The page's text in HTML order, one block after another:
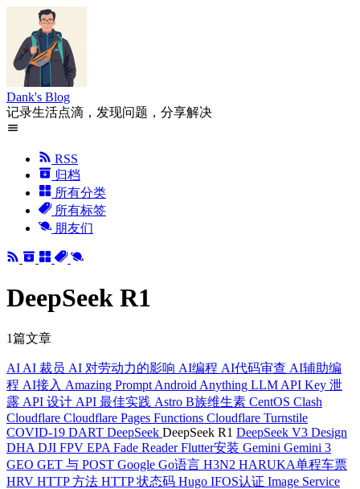
Dank's Blog
记录生活点滴，发现问题，分享解决
RSS
归档
所有分类
所有标签
朋友们
DeepSeek R1
1篇文章
AI AI 裁员 AI 对劳动力的影响 AI编程 AI代码审查 AI辅助编
程 AI接入 Amazing Prompt Android Anything LLM API Key 泄
露 API 设计 API 最佳实践 Astro B族维生素 CentOS Clash
Cloudflare Cloudflare Pages Functions Cloudflare Turnstile
COVID-19 DART DeepSeek DeepSeek R1 DeepSeek V3 Design
DHA DJI FPV EPA Fade ReaderFlutter安装 Gemini Gemini 3
GEO GET 与 POST Google Go语言 H3N2 HARUKA单程车票
HRV HTTP 方法 HTTP 状态码 Hugo IFOS认证 Image Service